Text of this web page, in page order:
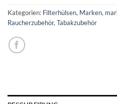
Kategorien: Filterhülsen, Marken,
Raucherzubehör, Tabakzubehör